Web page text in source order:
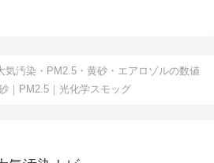
気汚染・PM2.5・黄砂・エアロゾルの数値
｜PM2.5｜光化学スモッグ